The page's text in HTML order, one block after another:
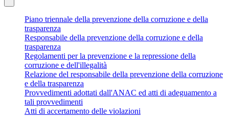
Piano triennale della prevenzione della corruzione e della
trasparenza
Responsabile della prevenzione della corruzione e della
trasparenza
Regolamenti per la prevenzione e la repressione della
corruzione e dell'illegalità
Relazione del responsabile della prevenzione della corruzione
e della trasparenza
Provvedimenti adottati dall'ANAC ed atti di adeguamento a
tali provvedimenti
Atti di accertamento delle violazioni